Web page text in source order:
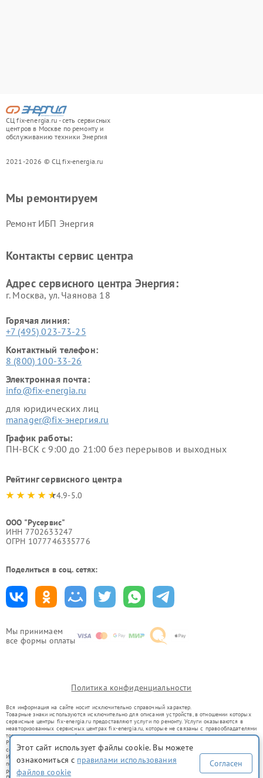
СЦ fix-energia.ru - сеть сервисных
центров в Москве по ремонту и
обслуживанию техники Энергия
2021-2026 © СЦ fix-energia.ru
Мы принимаем
все формы оплаты
Мы ремонтируем
Ремонт ИБП Энергия
Контакты сервис центра
Адрес сервисного центра Энергия:
г. Москва, ул. Чаянова 18
Горячая линия:
+7 (495) 023-73-25
Контактный телефон:
8 (800) 100-33-26
Электронная почта:
info@fix-energia.ru
для юридических лиц
manager@fix-энергия.ru
График работы:
ПН-ВСК с 9:00 до 21:00 без перерывов и выходных
Рейтинг сервисного центра
4.9-5.0
ООО "Русервис"
ИНН 7702633247
ОГРН 1077746335776
Поделиться в соц. сетях:
Политика конфиденциальности
Вся информация на сайте носит исключительно справочный характер.
Товарные знаки используются исключительно для описания устройств, в отношении которых
сервисные центры fix-energia.ru предоставляют услуги по ремонту. Услуги оказываются в
неавторизованных сервисных центрах fix-energia.ru, которые не связаны с правообладателями
товарных знаков или их официальными представителями.
Ремонт осуществляется для устройств, уже введенных в гражданский оборот в соответствии
со статьей 1487 ГК РФ.
Использование товарных знаков не преследует цели индивидуализации услуг или введения
потребителей в заблуждение, а служит для информирования о предоставляемых услугах по
ремонту техники указанных брендов.
Этот сайт использует файлы cookie. Вы можете
ознакомиться с правилами использования
файлов cookie
Согласен